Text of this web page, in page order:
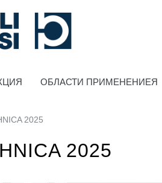
ОБЛАСТИ ПРИМЕНЕНИЕЯ
2025
2025